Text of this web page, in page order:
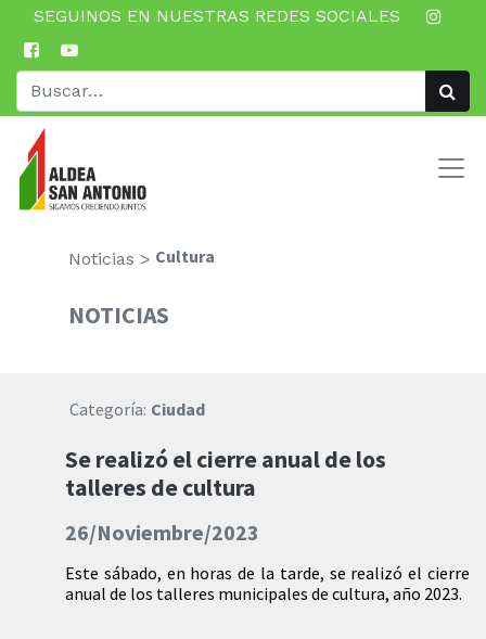
SEGUINOS EN NUESTRAS REDES SOCIALES
Noticias > Cultura
NOTICIAS
Categoría: Ciudad
Se realizó el cierre anual de los
talleres de cultura
26/Noviembre/2023
Este sábado, en horas de la tarde, se realizó el cierre
anual de los talleres municipales de cultura, año 2023.